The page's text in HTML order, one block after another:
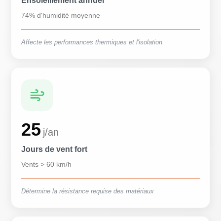
74% d'humidité moyenne
Affecte les performances thermiques et l'isolation
25 j/an
Jours de vent fort
Vents > 60 km/h
Détermine la résistance requise des matériaux